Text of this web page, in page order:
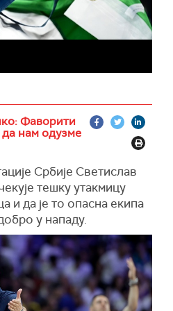
Фаворити
нам одузме
Србије Светислав
тешку утакмицу
и да је то опасна екипа
у нападу.